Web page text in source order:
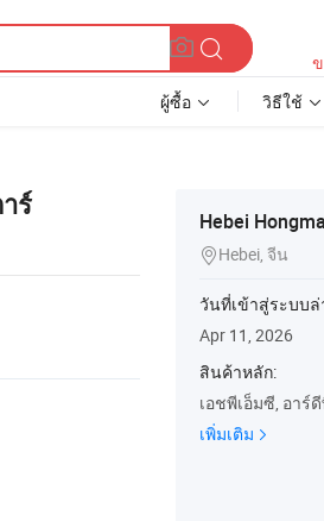
ผู้ซื้อ วิธีใช้
ร์
Hebei
Hebei, จีน
วันที่เข้าสู่ระบบ
Apr 11, 2026
สินค้าหลัก:
เอชพีเอ็มซี, อาร์
เพิ่มเติม